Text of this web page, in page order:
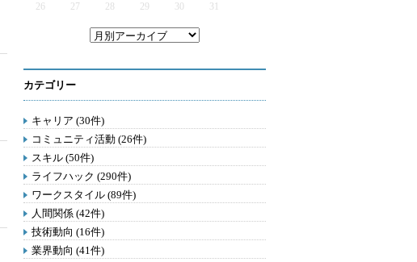
26 27 28 29 30 31
カテゴリー
キャリア (30件)
コミュニティ活動 (26件)
スキル (50件)
ライフハック (290件)
ワークスタイル (89件)
人間関係 (42件)
技術動向 (16件)
業界動向 (41件)